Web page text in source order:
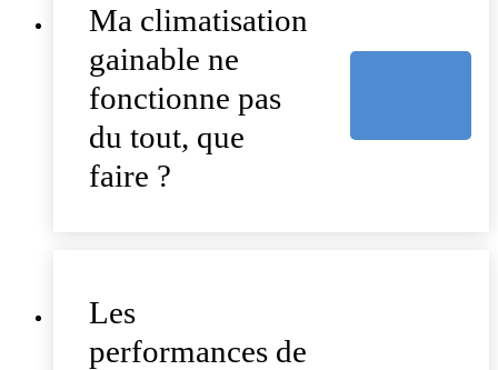
Ma climatisation
gainable ne
fonctionne pas
du tout, que
faire ?
Les
performances de